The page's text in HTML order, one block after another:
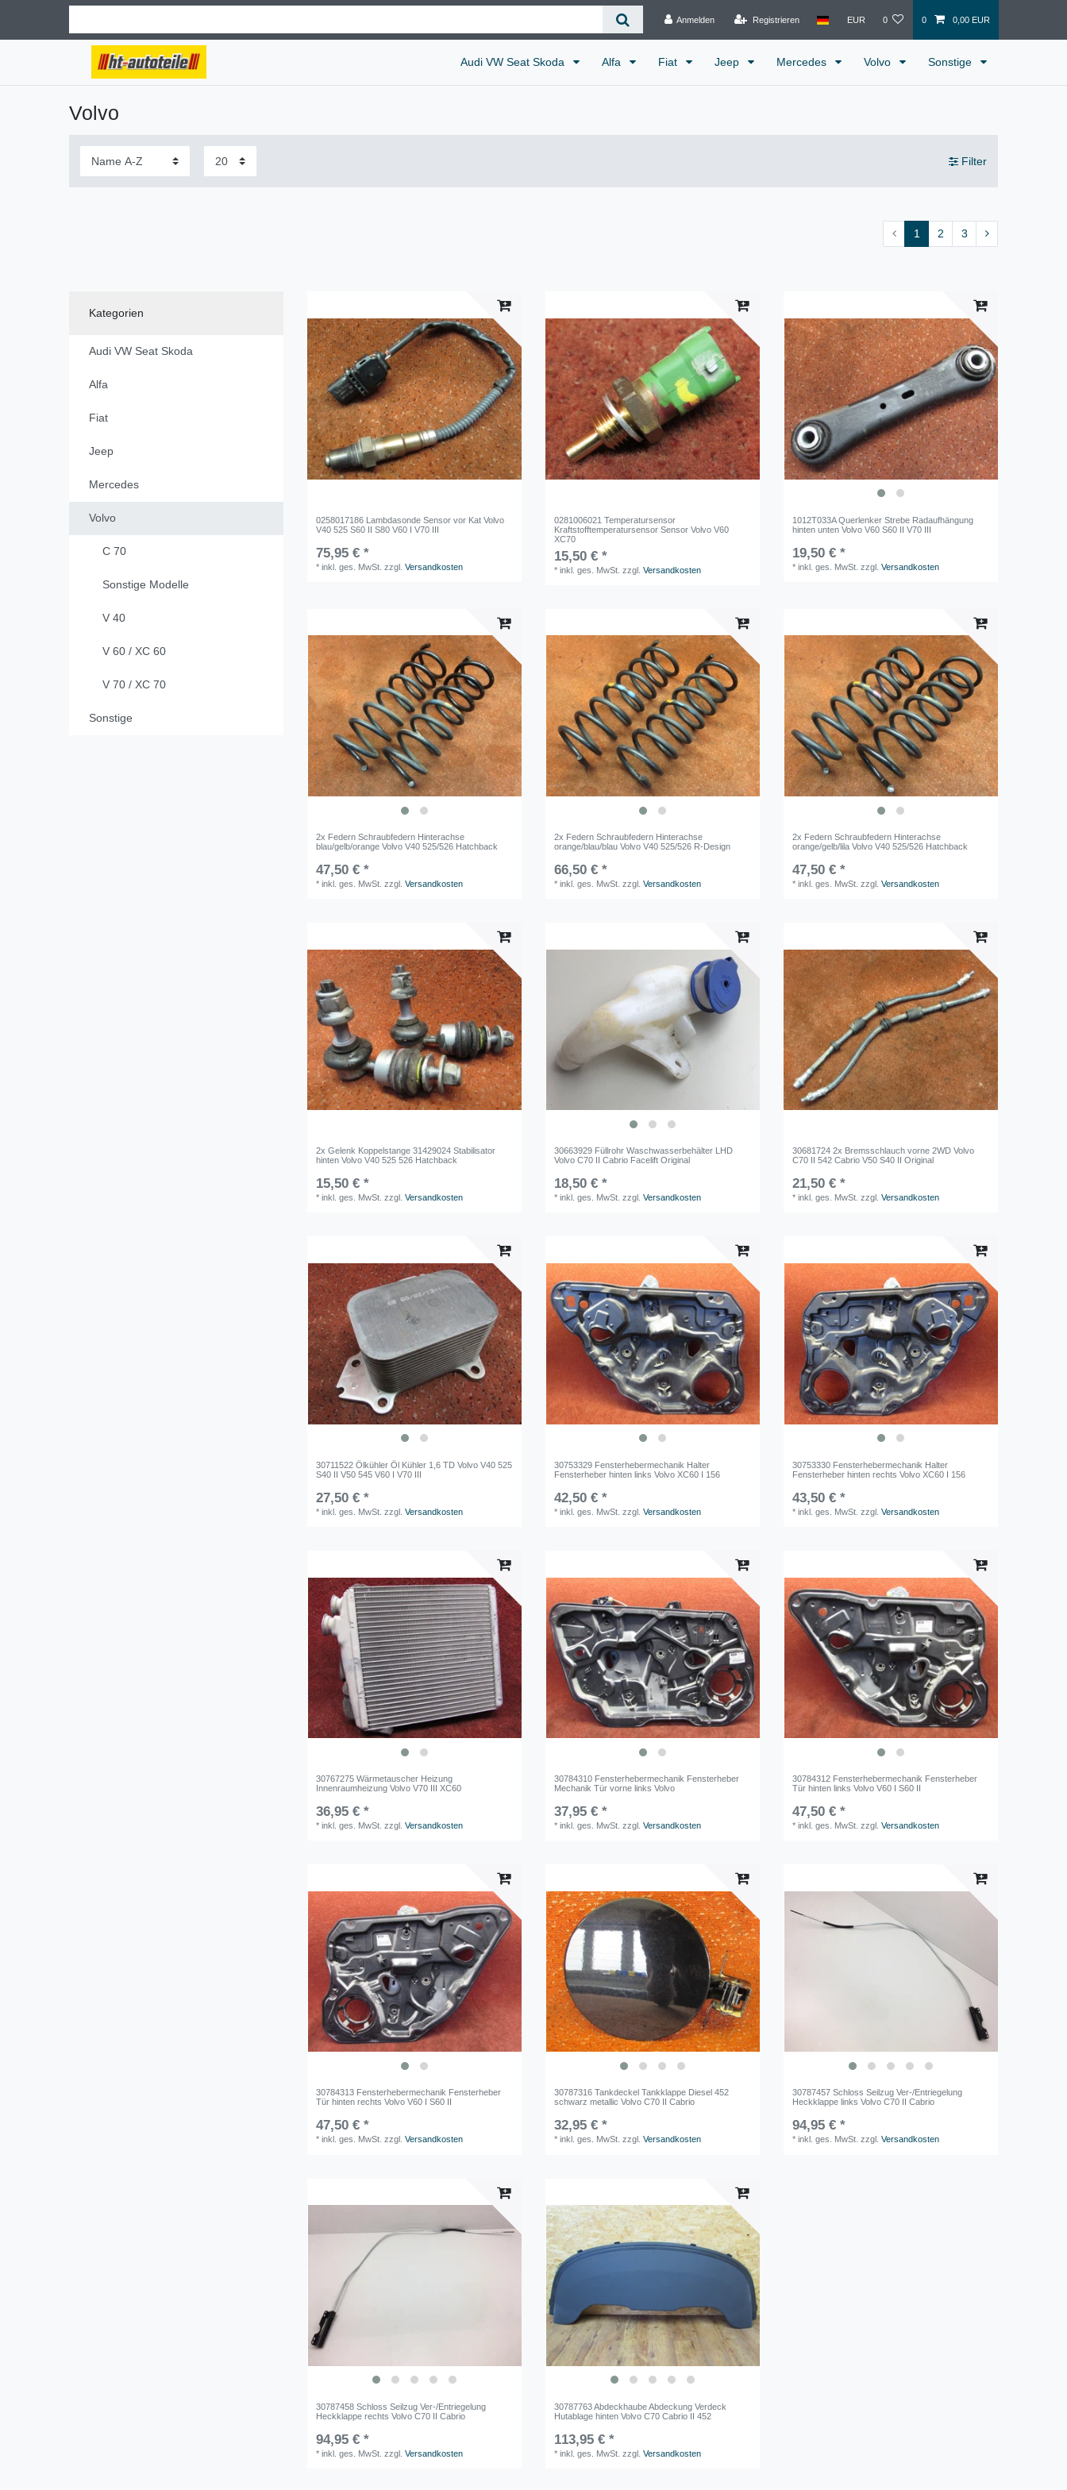
Anmelden Registrieren EUR 0 0 0,00 EUR
Audi VW Seat Skoda Alfa Fiat Jeep Mercedes Volvo Sonstige
Volvo
Filter
1 2 3
Kategorien
Audi VW Seat Skoda
Alfa
Fiat
Jeep
Mercedes
Volvo
C 70
Sonstige Modelle
V 40
V 60 / XC 60
V 70 / XC 70
Sonstige
0258017186 Lambdasonde Sensor vor Kat Volvo
V40 525 S60 II S80 V60 I V70 III
75,95 € *
*inkl. ges. MwSt. zzgl.Versandkosten
0281006021 Temperatursensor
Kraftstofftemperatursensor Sensor Volvo V60
XC70
15,50 € *
*inkl. ges. MwSt. zzgl.Versandkosten
1012T033A Querlenker Strebe Radaufhängung
hinten unten Volvo V60 S60 II V70 III
19,50 € *
*inkl. ges. MwSt. zzgl.Versandkosten
2x Federn Schraubfedern Hinterachse
blau/gelb/orange Volvo V40 525/526 Hatchback
47,50 € *
*inkl. ges. MwSt. zzgl.Versandkosten
2x Federn Schraubfedern Hinterachse
orange/blau/blau Volvo V40 525/526 R-Design
66,50 € *
*inkl. ges. MwSt. zzgl.Versandkosten
2x Federn Schraubfedern Hinterachse
orange/gelb/lila Volvo V40 525/526 Hatchback
47,50 € *
*inkl. ges. MwSt. zzgl.Versandkosten
2x Gelenk Koppelstange 31429024 Stabilisator
hinten Volvo V40 525 526 Hatchback
15,50 € *
*inkl. ges. MwSt. zzgl.Versandkosten
30663929 Füllrohr Waschwasserbehälter LHD
Volvo C70 II Cabrio Facelift Original
18,50 € *
*inkl. ges. MwSt. zzgl.Versandkosten
30681724 2x Bremsschlauch vorne 2WD Volvo
C70 II 542 Cabrio V50 S40 II Original
21,50 € *
*inkl. ges. MwSt. zzgl.Versandkosten
30711522 Ölkühler Öl Kühler 1,6 TD Volvo V40 525
S40 II V50 545 V60 I V70 III
27,50 € *
*inkl. ges. MwSt. zzgl.Versandkosten
30753329 Fensterhebermechanik Halter
Fensterheber hinten links Volvo XC60 I 156
42,50 € *
*inkl. ges. MwSt. zzgl.Versandkosten
30753330 Fensterhebermechanik Halter
Fensterheber hinten rechts Volvo XC60 I 156
43,50 € *
*inkl. ges. MwSt. zzgl.Versandkosten
30767275 Wärmetauscher Heizung
Innenraumheizung Volvo V70 III XC60
36,95 € *
*inkl. ges. MwSt. zzgl.Versandkosten
30784310 Fensterhebermechanik Fensterheber
Mechanik Tür vorne links Volvo
37,95 € *
*inkl. ges. MwSt. zzgl.Versandkosten
30784312 Fensterhebermechanik Fensterheber
Tür hinten links Volvo V60 I S60 II
47,50 € *
*inkl. ges. MwSt. zzgl.Versandkosten
30784313 Fensterhebermechanik Fensterheber
Tür hinten rechts Volvo V60 I S60 II
47,50 € *
*inkl. ges. MwSt. zzgl.Versandkosten
30787316 Tankdeckel Tankklappe Diesel 452
schwarz metallic Volvo C70 II Cabrio
32,95 € *
*inkl. ges. MwSt. zzgl.Versandkosten
30787457 Schloss Seilzug Ver-/Entriegelung
Heckklappe links Volvo C70 II Cabrio
94,95 € *
*inkl. ges. MwSt. zzgl.Versandkosten
30787458 Schloss Seilzug Ver-/Entriegelung
Heckklappe rechts Volvo C70 II Cabrio
94,95 € *
*inkl. ges. MwSt. zzgl.Versandkosten
30787763 Abdeckhaube Abdeckung Verdeck
Hutablage hinten Volvo C70 Cabrio II 452
113,95 € *
*inkl. ges. MwSt. zzgl.Versandkosten